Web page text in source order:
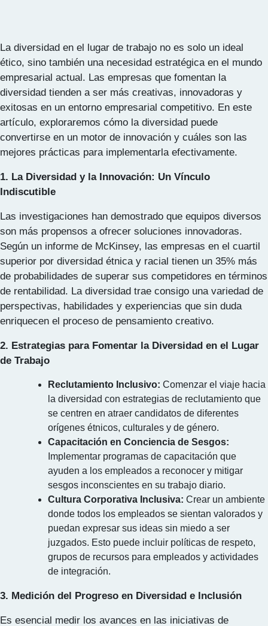
La diversidad en el lugar de trabajo no es solo un ideal
ético, sino también una necesidad estratégica en el mundo
empresarial actual. Las empresas que fomentan la
diversidad tienden a ser más creativas, innovadoras y
exitosas en un entorno empresarial competitivo. En este
artículo, exploraremos cómo la diversidad puede
convertirse en un motor de innovación y cuáles son las
mejores prácticas para implementarla efectivamente.
1. La Diversidad y la Innovación: Un Vínculo
Indiscutible
Las investigaciones han demostrado que equipos diversos
son más propensos a ofrecer soluciones innovadoras.
Según un informe de McKinsey, las empresas en el cuartil
superior por diversidad étnica y racial tienen un 35% más
de probabilidades de superar sus competidores en términos
de rentabilidad. La diversidad trae consigo una variedad de
perspectivas, habilidades y experiencias que sin duda
enriquecen el proceso de pensamiento creativo.
2. Estrategias para Fomentar la Diversidad en el Lugar
de Trabajo
Reclutamiento Inclusivo: Comenzar el viaje hacia
la diversidad con estrategias de reclutamiento que
se centren en atraer candidatos de diferentes
orígenes étnicos, culturales y de género.
Capacitación en Conciencia de Sesgos:
Implementar programas de capacitación que
ayuden a los empleados a reconocer y mitigar
sesgos inconscientes en su trabajo diario.
Cultura Corporativa Inclusiva: Crear un ambiente
donde todos los empleados se sientan valorados y
puedan expresar sus ideas sin miedo a ser
juzgados. Esto puede incluir políticas de respeto,
grupos de recursos para empleados y actividades
de integración.
3. Medición del Progreso en Diversidad e Inclusión
Es esencial medir los avances en las iniciativas de